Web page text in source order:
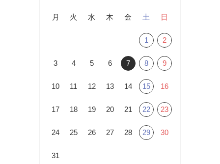
月 火 水 木 金 土 日
1 2
3 4 5 6 7 8 9
10 11 12 13 14 15 16
17 18 19 20 21 22 23
24 25 26 27 28 29 30
31